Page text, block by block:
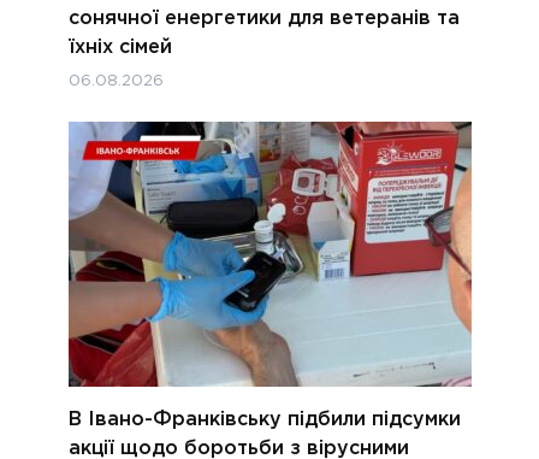
сонячної енергетики для ветеранів та
їхніх сімей
06.08.2026
В Івано-Франківську підбили підсумки
акції щодо боротьби з вірусними